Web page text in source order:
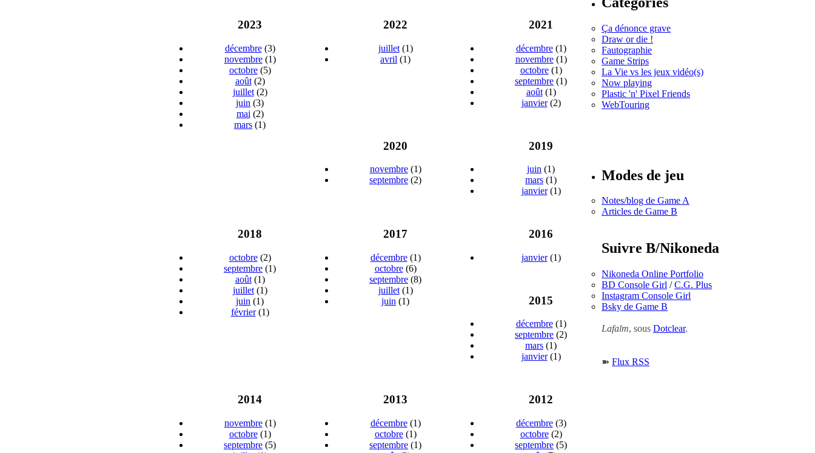
2023
décembre(3)
novembre(1)
octobre(5)
août(2)
juillet(2)
juin (3)
mai (2)
mars (1)
2022
juillet(1)
avril (1)
2021
décembre(1)
novembre(1)
octobre(1)
septembre (1)
août(1)
janvier(2)
2020
novembre(1)
septembre (2)
2019
juin (1)
mars (1)
janvier(1)
2018
octobre(2)
septembre (1)
août(1)
juillet(1)
juin (1)
février(1)
2017
décembre(1)
octobre(6)
septembre (8)
juillet(1)
juin (1)
2016
janvier(1)
2015
décembre(1)
septembre (2)
mars (1)
janvier(1)
2014
novembre(1)
octobre(1)
septembre (5)
2013
décembre(1)
octobre(1)
septembre (1)
2012
décembre(3)
octobre(2)
septembre (5)
Ça dénonce grave
Draw or die !
Fautographie
Game Strips
La Vie vs les jeux vidéo(s)
Now playing
Plastic 'n' Pixel Friends
WebTouring
Modes de jeu
Notes/blog de Game A
Articles de Game B
Suivre B/Nikoneda
Nikoneda Online Portfolio
BD Console Girl /C.G. Plus
Instagram Console Girl
Bsky de Game B
Lafalm, sous Dotclear.
➽ Flux RSS